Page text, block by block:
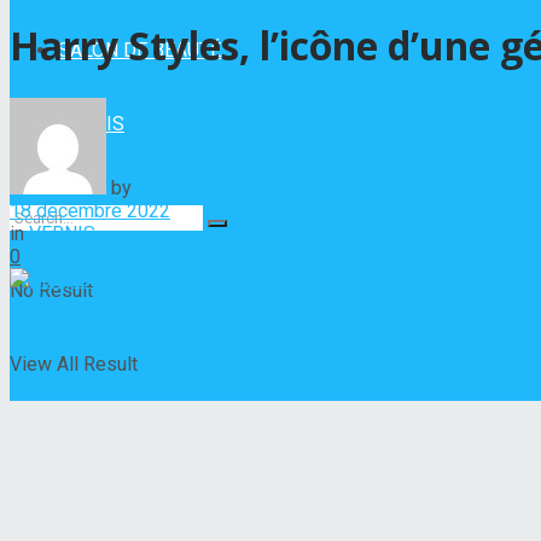
SALON DE BEAUTÉ
VERNIS
No Result
View All Result
Harry Styles, l’icône d’une
by
18 décembre 2022
in VERNIS
0